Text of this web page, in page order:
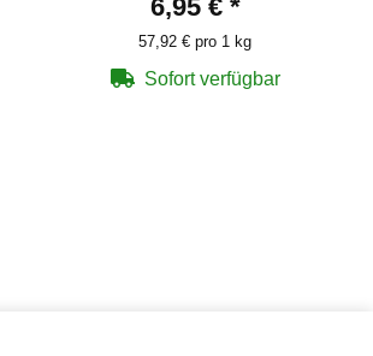
6,95 € *
57,92 € pro 1 kg
Sofort verfügbar